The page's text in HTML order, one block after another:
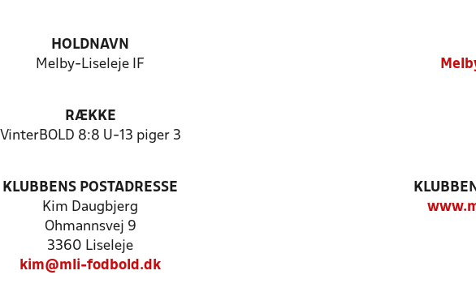
HOLDNAVN
Melby-Liseleje IF
RÆKKE
VinterBOLD 8:8 U-13 piger 3
KLUBBENS POSTADRESSE
Kim Daugbjerg
Ohmannsvej 9
3360 Liseleje
kim@mli-fodbold.dk